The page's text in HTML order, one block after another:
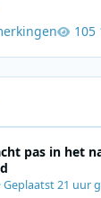
pas in het
·Geplaatst21 uur